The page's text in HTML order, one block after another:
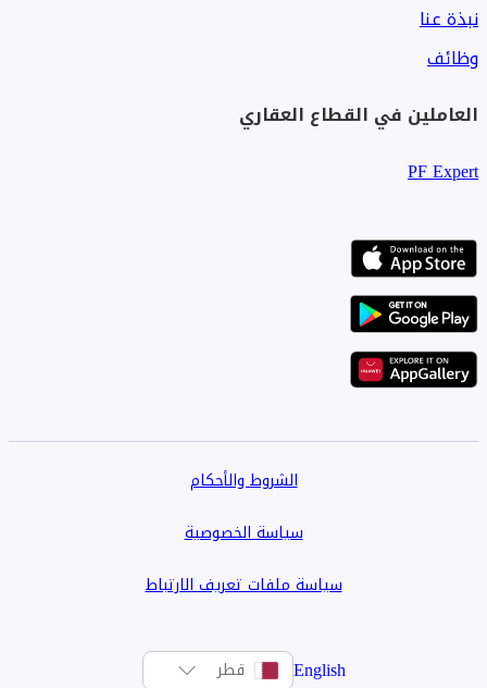
نبذة عنا
وظائف
العاملين في القطاع العقاري
PF Expert
الشروط والأحكام
سياسة الخصوصية
سياسة ملفات تعريف الارتباط
English قطر